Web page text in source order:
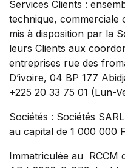
Services Clients :
technique, commerciale
mis à disposition par la
leurs Clients aux
entreprises rue des
D’ivoire, 04 BP 177
+225 20 33 75 01 (Lun-
Sociétés : Sociétés
au capital de 1 000 000
Immatriculée au RCCM